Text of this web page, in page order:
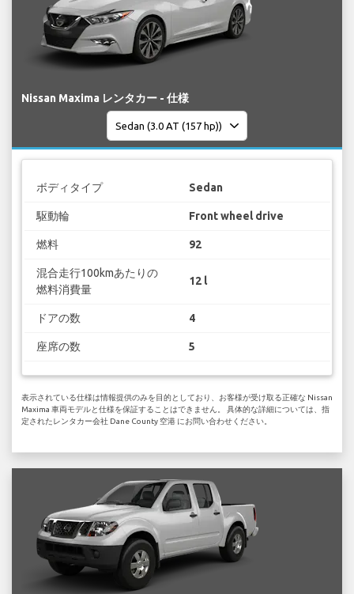
Nissan Maxima レンタカー - 仕様
ボディタイプ Sedan
駆動輪 Front wheel drive
燃料 92
混合走行100kmあたりの
燃料消費量
12 l
ドアの数 4
座席の数 5
表示されている仕様は情報提供のみを目的としており、お客様が受け取る正確な Nissan
Maxima 車両モデルと仕様を保証することはできません。 具体的な詳細については、指
定されたレンタカー会社 Dane County 空港 にお問い合わせください。